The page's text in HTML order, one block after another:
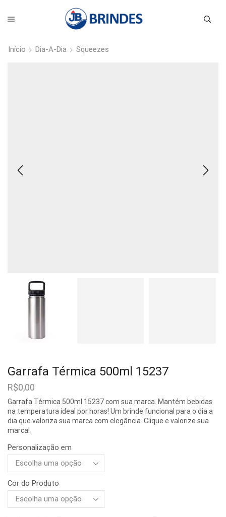
Início Dia-A-Dia Squeezes
Garrafa Térmica 500ml 15237
R$0,00
Garrafa Térmica 500ml 15237 com sua marca. Mantém bebidas
na temperatura ideal por horas! Um brinde funcional para o dia a
dia que valoriza sua marca com elegância. Clique e valorize sua
marca!
Personalização em
Cor do Produto